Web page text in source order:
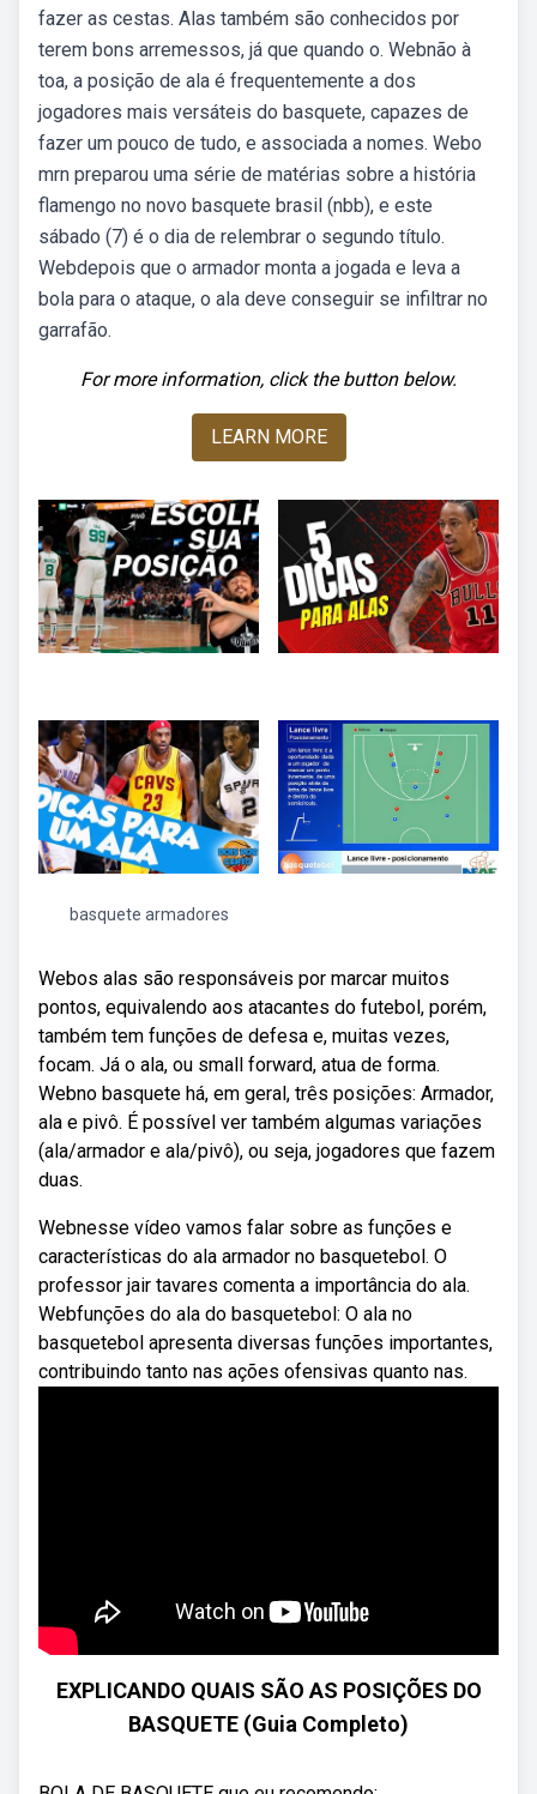
fazer as cestas. Alas também são conhecidos por
terem bons arremessos, já que quando o. Webnão à
toa, a posição de ala é frequentemente a dos
jogadores mais versáteis do basquete, capazes de
fazer um pouco de tudo, e associada a nomes. Webo
mrn preparou uma série de matérias sobre a história
flamengo no novo basquete brasil (nbb), e este
sábado (7) é o dia de relembrar o segundo título.
Webdepois que o armador monta a jogada e leva a
bola para o ataque, o ala deve conseguir se infiltrar no
garrafão.
For more information, click the button below.
LEARN MORE
basquete armadores
Webos alas são responsáveis por marcar muitos
pontos, equivalendo aos atacantes do futebol, porém,
também tem funções de defesa e, muitas vezes,
focam. Já o ala, ou small forward, atua de forma.
Webno basquete há, em geral, três posições: Armador,
ala e pivô. É possível ver também algumas variações
(ala/armador e ala/pivô), ou seja, jogadores que fazem
duas.
Webnesse vídeo vamos falar sobre as funções e
características do ala armador no basquetebol. O
professor jair tavares comenta a importância do ala.
Webfunções do ala do basquetebol: O ala no
basquetebol apresenta diversas funções importantes,
contribuindo tanto nas ações ofensivas quanto nas.
EXPLICANDO QUAIS SÃO AS POSIÇÕES DO
BASQUETE (Guia Completo)